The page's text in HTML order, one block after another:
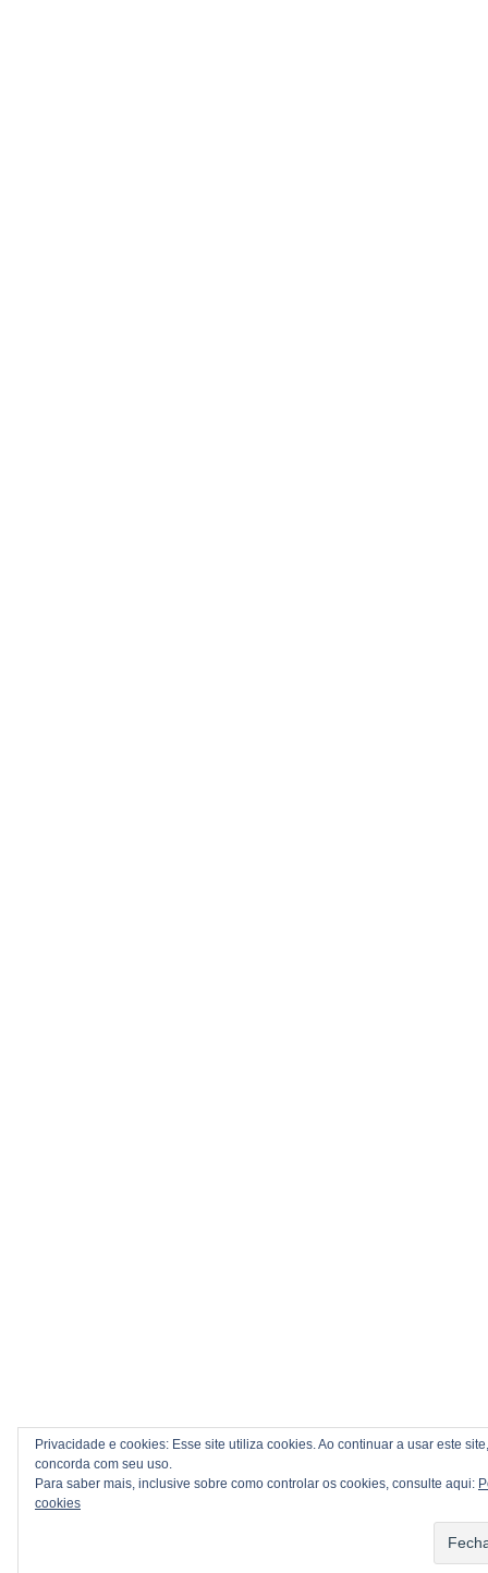
Privacidade e cookies: Esse site utiliza cookies. Ao continuar a usar este
concorda com seu uso.
Para saber mais, inclusive sobre como controlar os cookies, consulte aqui:
cookies